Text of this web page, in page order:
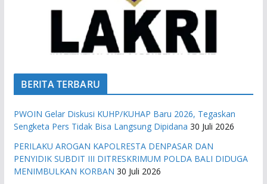
BERITA TERBARU
PWOIN Gelar Diskusi KUHP/KUHAP Baru 2026, Tegaskan
Sengketa Pers Tidak Bisa Langsung Dipidana 30 Juli 2026
PERILAKU AROGAN KAPOLRESTA DENPASAR DAN
PENYIDIK SUBDIT III DITRESKRIMUM POLDA BALI DIDUGA
MENIMBULKAN KORBAN 30 Juli 2026